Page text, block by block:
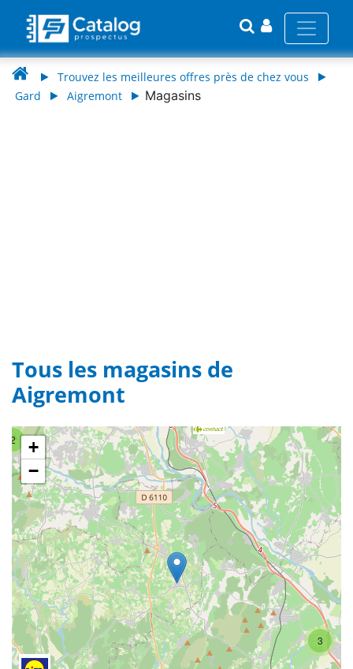
Trouvez les meilleures offres près de chez vous
Gard
Aigremont Magasins
Tous les magasins de
Aigremont
2
3
+
−